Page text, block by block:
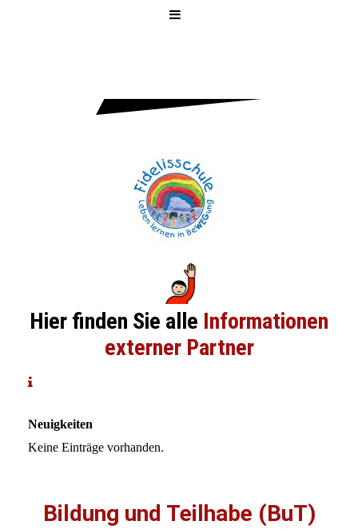
Hier finden Sie alle Informationen
externer Partner
Neuigkeiten
Keine Einträge vorhanden.
Bildung und Teilhabe (BuT)